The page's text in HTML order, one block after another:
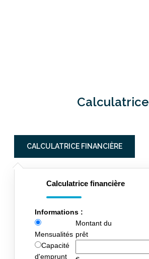
Calculatrice
CALCULATRICE FINANCIÈRE